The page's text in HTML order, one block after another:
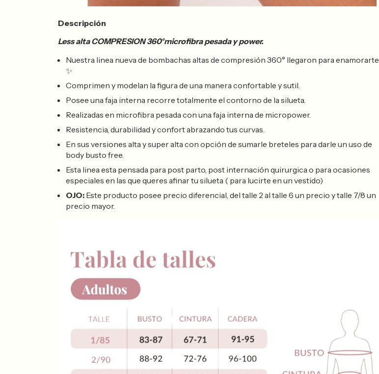
Descripción
Less alta COMPRESION 360°microfibra pesada y power.
Nuestra linea nueva de bombachas altas de compresión 360° llegaron para enamorarte
✨
Comprimen y modelan la figura de una manera confortable y sutil.
Posee una faja interna recorre totalmente el contorno de la silueta.
Realizadas en microfibra pesada con una faja interna de micropower.
Resistencia, durabilidad y confort abrazando tus curvas.
En sus versiones alta y super alta con opción de sumarle breteles para darle un uso de
body busto free.
Esta linea esta pensada para post parto, post internación quirurgica o para ocasiones
especiales en las que queres afinar tu silueta ( para lucirte en un vestido)
OJO: Este producto posee precio diferencial, del talle 2 al talle 6 un precio y talle 7/8 un
precio mayor.